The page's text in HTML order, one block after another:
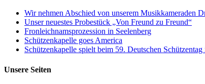
Wir nehmen Abschied von unserem Musikkameraden
Unser neuestes Probestück „Von Freund zu Freund“
Fronleichnamsprozession in Seelenberg
Schützenkapelle goes America
Schützenkapelle spielt beim 59. Deutschen
Unsere Seiten